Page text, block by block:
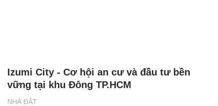
NHÀ ĐẤT
Izumi City - Cơ hội an cư và đầu tư bền
vững tại khu Đông TP.HCM